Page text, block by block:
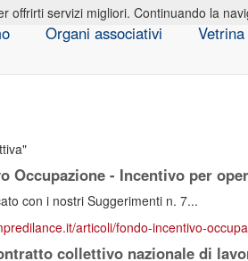
Organi associativi
Occupazione - Incentivo per
con i nostri Suggerimenti n. 7...
articoli/fondo-incentivo-
collettivo nazionale di
offrirti servizi migliori. Continuando la